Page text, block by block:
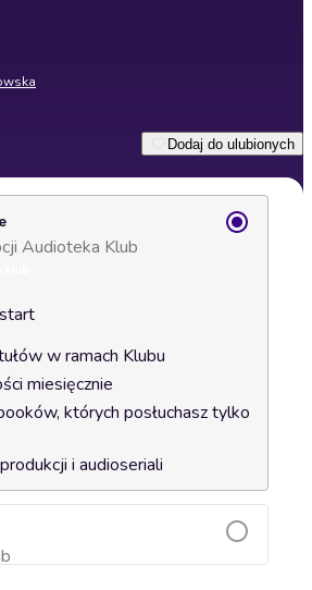
Dodaj do ulubionych
Audioteka Klub
w ramach Klubu
miesięcznie
których posłuchasz tylko
i audioseriali
do koszyka